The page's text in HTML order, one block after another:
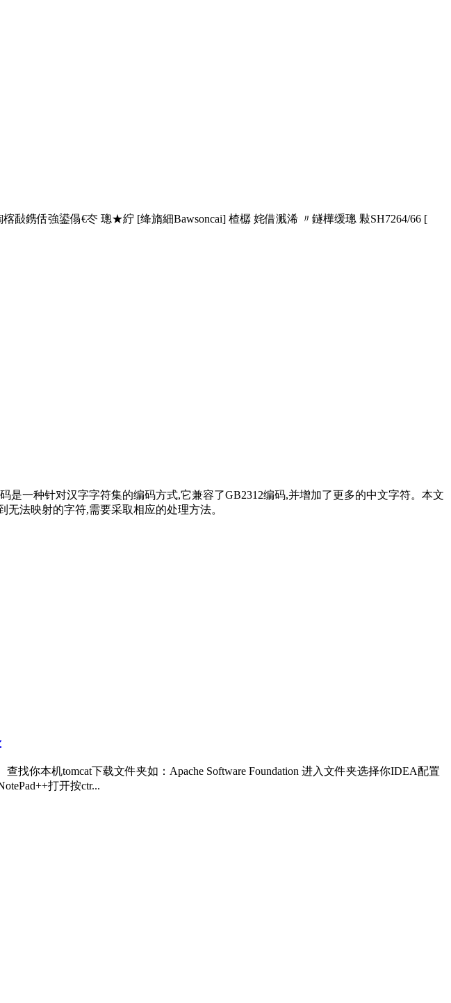
敮鎸佸強鍙傝€冭 璁★紵 [绛旓細Bawsoncai] 楂樼 姹借溅浠 〃鐩樺缓璁 敤SH7264/66 [
一种针对汉字字符集的编码方式,它兼容了GB2312编码,并增加了更多的中文字符。本文
法映射的字符,需要采取相应的处理方法。
你本机tomcat下载文件夹如：Apache Software Foundation 进入文件夹选择你IDEA配置
打开按ctr...